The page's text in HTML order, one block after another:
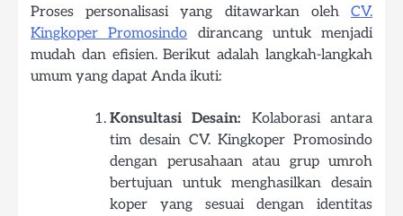
Proses personalisasi yang ditawarkan oleh CV.
Kingkoper Promosindo dirancang untuk menjadi
mudah dan efisien. Berikut adalah langkah-langkah
umum yang dapat Anda ikuti:
Konsultasi Desain: Kolaborasi antara
tim desain CV. Kingkoper Promosindo
dengan perusahaan atau grup umroh
bertujuan untuk menghasilkan desain
koper yang sesuai dengan identitas